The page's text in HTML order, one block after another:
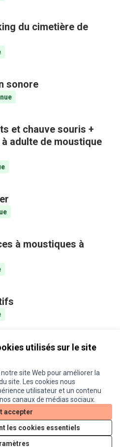
utilisés sur le site
site Web pour améliorer la
site. Les cookies nous
utilisateur et un contenu
canaux de médias sociaux.
accepter
les cookies essentiels
du cimetière de
sonore
et chauve souris +
adulte de moustique
à moustiques à
Licence
(Lien